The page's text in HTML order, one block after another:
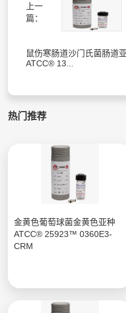
上一
篇：
鼠伤寒肠道沙门氏菌肠道
ATCC® 13...
热门推荐
金黄色葡萄球菌金黄色亚种
ATCC® 25923™ 0360E3-
CRM